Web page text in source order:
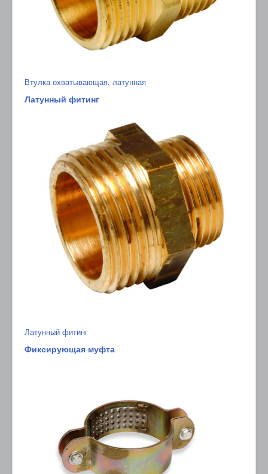
Втулка охватывающая, латунная
Латунный фитинг
Латунный фитинг
Фиксирующая муфта